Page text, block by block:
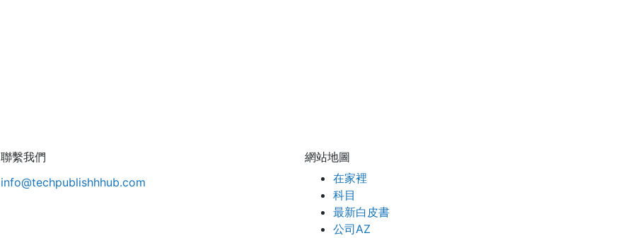
聯繫我們
info@techpublishhhub.com
網站地圖
在家裡
科目
最新白皮書
公司AZ